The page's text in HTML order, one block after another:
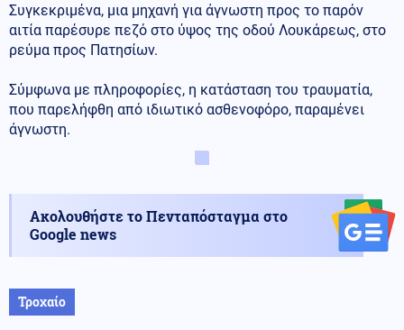
Συγκεκριμένα, μια μηχανή για άγνωστη προς το παρόν
αιτία παρέσυρε πεζό στο ύψος της οδού Λουκάρεως, στο
ρεύμα προς Πατησίων.
Σύμφωνα με πληροφορίες, η κατάσταση του τραυματία,
που παρελήφθη από ιδιωτικό ασθενοφόρο, παραμένει
άγνωστη.
Ακολουθήστε το Πενταπόσταγμα στο
Google news
Τροχαίο